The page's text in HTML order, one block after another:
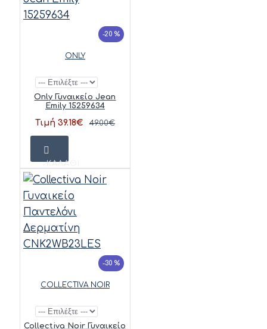
-20 %
ONLY
Only Γυναικείο Jean
Emily 15259634
Τιμή 39.18€ 49.00€
ΚΑΛΆΘΙ
-30 %
COLLECTIVA NOIR
Collectiva Noir Γυναικείο